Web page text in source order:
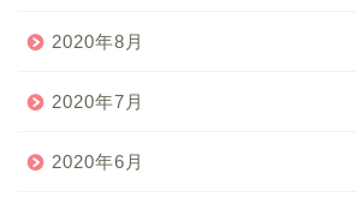
2020年8月
2020年7月
2020年6月